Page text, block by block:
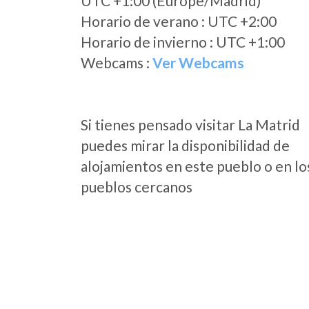
Horario de verano : UTC +2:00
Horario de invierno : UTC +1:00
Webcams : Ver Webcams
Si tienes pensado visitar La Matrid
puedes mirar la disponibilidad de
alojamientos en este pueblo o en
pueblos cercanos